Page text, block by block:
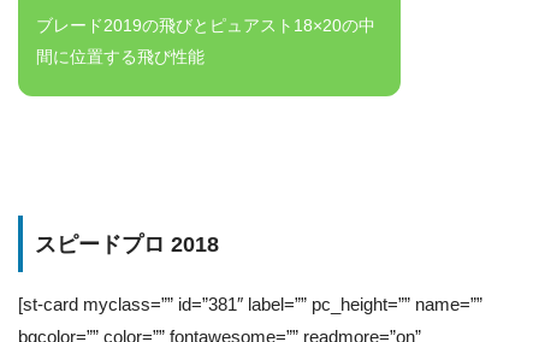
ブレード2019の飛びとピュアスト18×20の中
間に位置する飛び性能
スピードプロ 2018
[st-card myclass=”” id=”381″ label=”” pc_height=”” name=””
bgcolor=”” color=”” fontawesome=”” readmore=”on”